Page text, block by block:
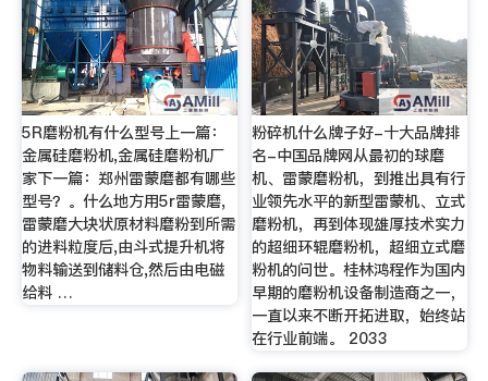
5R磨粉机有什么型号上一篇：
金属硅磨粉机,金属硅磨粉机厂
家下一篇：郑州雷蒙磨都有哪些
型号？。什么地方用5r雷蒙磨,
雷蒙磨大块状原材料磨粉到所需
的进料粒度后,由斗式提升机将
物料输送到储料仓,然后由电磁
给料 …
粉碎机什么牌子好-十大品牌排
名-中国品牌网从最初的球磨
机、雷蒙磨粉机，到推出具有行
业领先水平的新型雷蒙机、立式
磨粉机，再到体现雄厚技术实力
的超细环辊磨粉机，超细立式磨
粉机的问世。桂林鸿程作为国内
早期的磨粉机设备制造商之一，
一直以来不断开拓进取，始终站
在行业前端。 2033